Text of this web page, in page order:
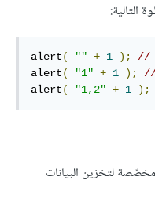
التالية:
alert( "" + 1 );
//
alert( "1" + 1 );
alert( "1,2" + 1 );
لتخزين البيانات